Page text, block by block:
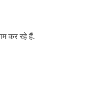
कर रहे हैं.